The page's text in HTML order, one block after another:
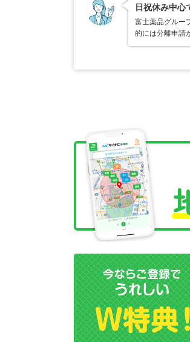
日祝休み中心
富士薬品グルー
的には分離申請